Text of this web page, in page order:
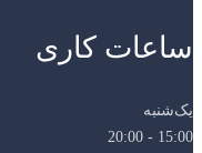
ساعات کاری
یک‌شنبه
15:00 - 20:00